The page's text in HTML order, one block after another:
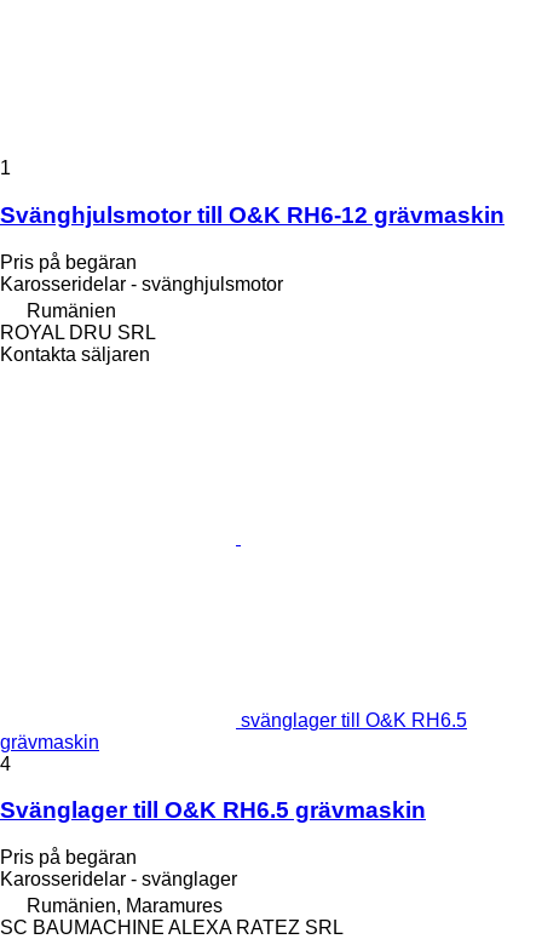
1
Svänghjulsmotor till O&K RH6-12 grävmaskin
Pris på begäran
Karosseridelar - svänghjulsmotor
Rumänien
ROYAL DRU SRL
Kontakta säljaren
svänglager till O&K RH6.5
grävmaskin
4
Svänglager till O&K RH6.5 grävmaskin
Pris på begäran
Karosseridelar - svänglager
Rumänien, Maramures
SC BAUMACHINE ALEXA RATEZ SRL